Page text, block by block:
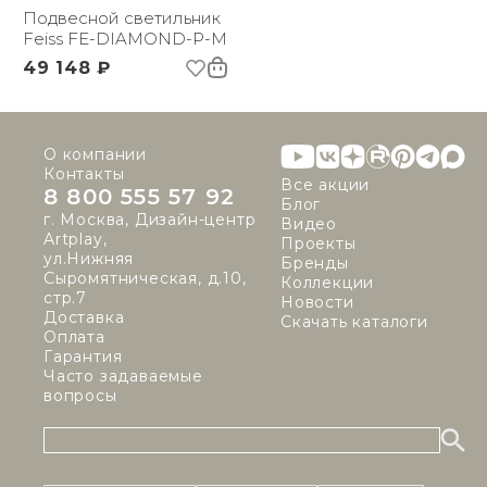
Применение:
Страна происхождения
бренда:
Размер упаковки
Прихожая, спальня,
гостиная, столовая
3D-модель
Подвесной светильник
Feiss FE-DIAMOND-P-M
49 148 ₽
О компании
Контакты
8 800 555 57 92
г. Москва, Дизайн-центр
Artplay,
ул.Нижняя
Сыромятническая, д.10,
стр.7
Доставка
Оплата
Гарантия
Часто задаваемые
вопросы
Все акции
Блог
Видео
Проекты
Бренды
Коллекции
Новости
Скачать каталоги